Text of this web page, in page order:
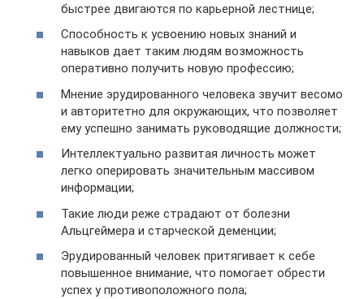
быстрее двигаются по карьерной лестнице;
Способность к усвоению новых знаний и
навыков дает таким людям возможность
оперативно получить новую профессию;
Мнение эрудированного человека звучит весомо
и авторитетно для окружающих, что позволяет
ему успешно занимать руководящие должности;
Интеллектуально развитая личность может
легко оперировать значительным массивом
информации;
Такие люди реже страдают от болезни
Альцгеймера и старческой деменции;
Эрудированный человек притягивает к себе
повышенное внимание, что помогает обрести
успех у противоположного пола;